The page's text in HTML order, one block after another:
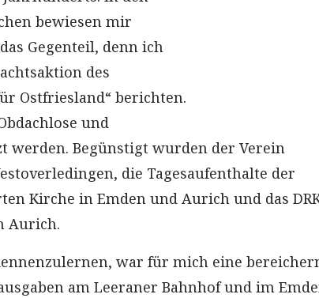
bewiesen mir
Gegenteil, denn ich
des
Ostfriesland“ berichten.
und
werden. Begünstigt wurden der Verein
die Tagesaufenthalte der
Kirche in Emden und Aurich und das
Aurich.
war für mich eine
am Leeraner Bahnhof und im